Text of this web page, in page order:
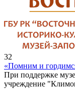
32
«Помним и
При поддержке
учреждение